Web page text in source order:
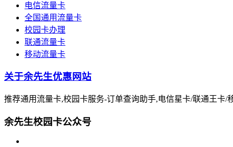
电信流量卡
全国通用流量卡
校园卡办理
联通流量卡
移动流量卡
关于余先生优惠网站
推荐通用流量卡,校园卡服务-订单查询助手,电信星卡/联通王卡
余先生校园卡公众号